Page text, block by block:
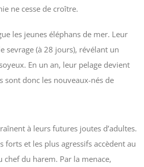
ne cesse de croître.
les jeunes éléphans de mer. Leur
sevrage (à 28 jours), révélant un
En un an, leur pelage devient
sont donc les nouveaux-nés de
à leurs futures joutes d’adultes.
forts et les plus agressifs accèdent au
chef du harem. Par la menace,